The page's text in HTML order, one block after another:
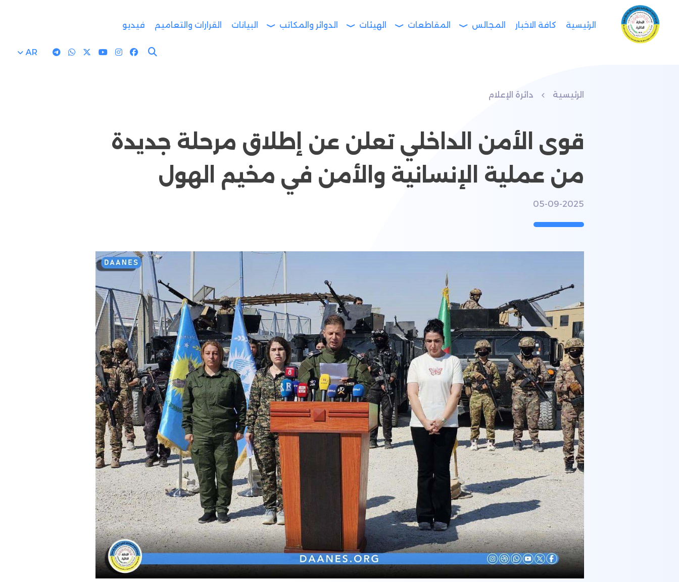
الرئيسية كافة الاخبار المجالس المقاطعات الهيئات الدوائر والمكاتب البيانات القرارات والتعاميم فيديو
AR
الرئيسية دائرة الإعلام
قوى الأمن الداخلي تعلن عن إطلاق مرحلة جديدة
من عملية الإنسانية والأمن في مخيم الهول
05-09-2025